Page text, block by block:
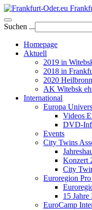
Suchen ...
Homepage
Aktuell
2019 in
2018 in
2020
AK Witebsk
International
Europa
Videos
DVD-
Events
City Twins
Konzert
City
Euroregion
15 Jahre
EuroCamp